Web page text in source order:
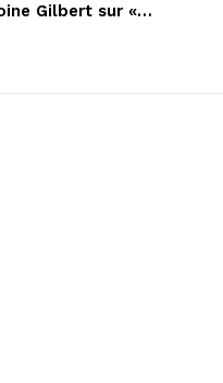
Gilbert sur «…